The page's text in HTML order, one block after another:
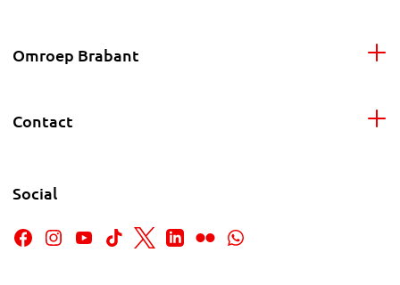
Omroep Brabant
Contact
Social